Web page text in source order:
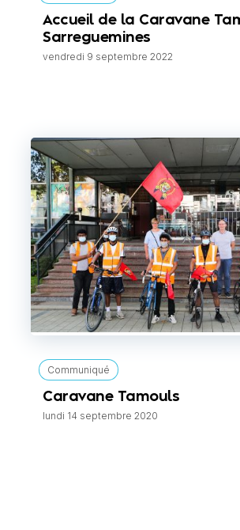
Accueil de la Caravane
Sarreguemines
vendredi 9 septembre 2022
Communiqué
Caravane Tamouls
lundi 14 septembre 2020